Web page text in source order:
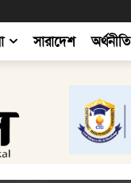
সারাদেশ অর্থনীতি